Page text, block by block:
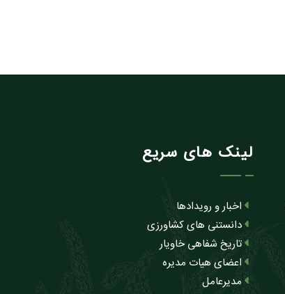
لینک های سریع
اخبار و رویدادها
دانستنی های کشاورزی
تاریخ شفاهی خاویار
اعضای هیات مدیره
مدیرعامل